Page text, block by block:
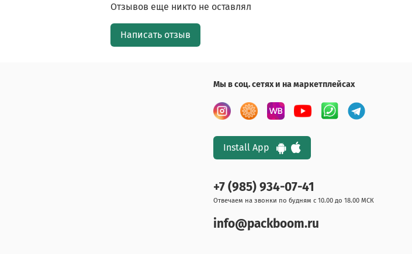
Отзывов еще никто не оставлял
Написать отзыв
Мы в соц. сетях и на маркетплейсах
Install App
+7 (985) 934-07-41
Отвечаем на звонки по будням с 10.00 до 18.00 МСК
info@packboom.ru